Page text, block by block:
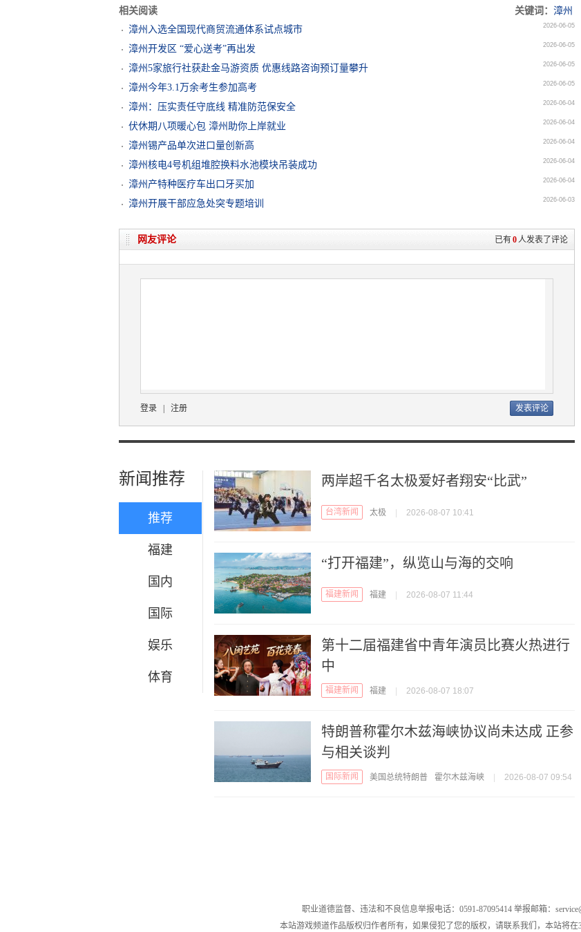
相关阅读 关键词： 漳州
漳州入选全国现代商贸流通体系试点城市
2026-06-05
漳州开发区 “爱心送考”再出发 2026-06-05
漳州5家旅行社获赴金马游资质 优惠线路咨询预订量攀升 2026-06-05
漳州今年3.1万余考生参加高考 2026-06-05
漳州：压实责任守底线 精准防范保安全 2026-06-04
伏休期八项暖心包 漳州助你上岸就业 2026-06-04
漳州锡产品单次进口量创新高 2026-06-04
漳州核电4号机组堆腔换料水池模块吊装成功 2026-06-04
漳州产特种医疗车出口牙买加 2026-06-04
漳州开展干部应急处突专题培训 2026-06-03
已有0人发表了评论
网友评论
登录 注册
新闻推荐
推荐
福建
国内
国际
娱乐
体育
两岸超千名太极爱好者翔安“比武”
台湾新闻 太极 2026-08-07 10:41
“打开福建”，纵览山与海的交响
福建新闻 福建 2026-08-07 11:44
第十二届福建省中青年演员比赛火热进行
中
福建新闻 福建 2026-08-07 18:07
特朗普称霍尔木兹海峡协议尚未达成 正参
与相关谈判
国际新闻 美国总统特朗普 霍尔木兹海峡 2026-08-07 09:54
职业道德监督、违法和不良信息举报电话：0591-87095414 举报邮箱：
本站游戏频道作品版权归作者所有，如果侵犯了您的版权，请联系我们，本站将在